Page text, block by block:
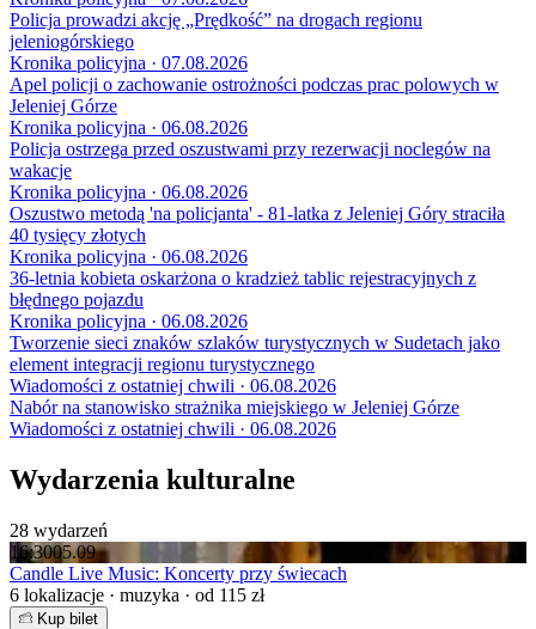
Policja prowadzi akcję „Prędkość” na drogach regionu
jeleniogórskiego
Kronika policyjna · 07.08.2026
Apel policji o zachowanie ostrożności podczas prac polowych w
Jeleniej Górze
Kronika policyjna · 06.08.2026
Policja ostrzega przed oszustwami przy rezerwacji noclegów na
wakacje
Kronika policyjna · 06.08.2026
Oszustwo metodą 'na policjanta' - 81-latka z Jeleniej Góry straciła
40 tysięcy złotych
Kronika policyjna · 06.08.2026
36-letnia kobieta oskarżona o kradzież tablic rejestracyjnych z
błędnego pojazdu
Kronika policyjna · 06.08.2026
Tworzenie sieci znaków szlaków turystycznych w Sudetach jako
element integracji regionu turystycznego
Wiadomości z ostatniej chwili · 06.08.2026
Nabór na stanowisko strażnika miejskiego w Jeleniej Górze
Wiadomości z ostatniej chwili · 06.08.2026
Wydarzenia kulturalne
28 wydarzeń
16:3005.09
Candle Live Music: Koncerty przy świecach
6 lokalizacje · muzyka · od 115 zł
Kup bilet